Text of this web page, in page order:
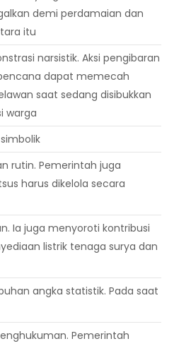
demi perdamaian dan
itu
narsistik. Aksi pengibaran
dapat memecah
saat sedang disibukkan
warga
rutin. Pemerintah juga
harus dikelola secara
Ia juga menyoroti kontribusi
listrik tenaga surya dan
angka statistik. Pada saat
Pemerintah